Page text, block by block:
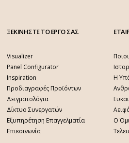
ΞΕΚΙΝΗΣΤΕ ΤΟ ΕΡΓΟ ΣΑΣ
Visualizer
Panel Configurator
Inspiration
Προδιαγραφές Προϊόντων
Δειγματολόγια
Δίκτυο Συνεργατών
Εξυπηρέτηση Επαγγελματία
Επικοινωνία
Η
Ο